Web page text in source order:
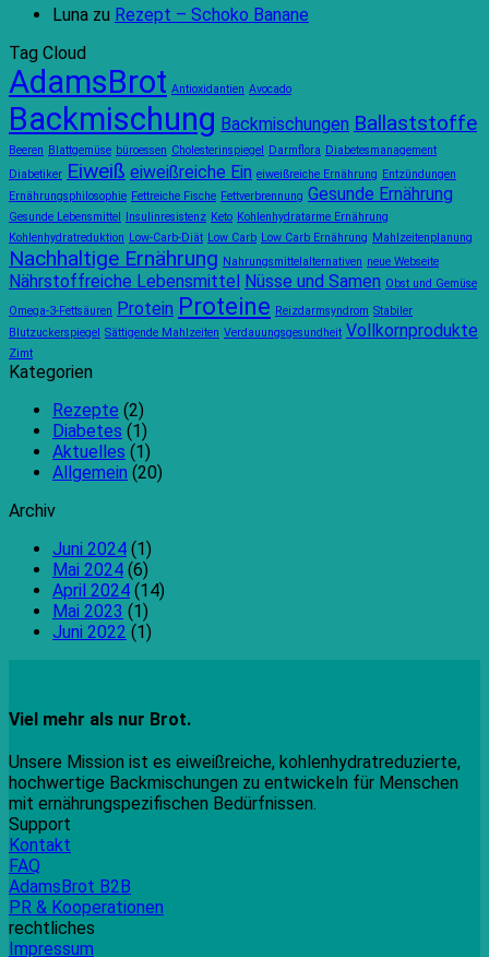
die
90-
Tage-
Regel
Entstehung
Eine
Vision
für
spezielle
Ernährungsbedürfnisse
Luna zu Rezept – Schoko Banane
Tag Cloud
AdamsBrot Antioxidantien Avocado
Backmischung Backmischungen Ballaststoffe
Beeren Blattgemüse büroessen Cholesterinspiegel Darmflora Diabetesmanagement
Diabetiker Eiweiß eiweißreiche Ein eiweißreiche Ernährung Entzündungen
Ernährungsphilosophie Fettreiche Fische Fettverbrennung Gesunde Ernährung
Gesunde Lebensmittel Insulinresistenz Keto Kohlenhydratarme Ernährung
Kohlenhydratreduktion Low-Carb-Diät Low Carb Low Carb Ernährung Mahlzeitenplanung
Nachhaltige Ernährung Nahrungsmittelalternativen neue Webseite
Nährstoffreiche Lebensmittel Nüsse und Samen Obst und Gemüse
Omega-3-Fettsäuren Protein Proteine Reizdarmsyndrom Stabiler
Blutzuckerspiegel Sättigende Mahlzeiten Verdauungsgesundheit Vollkornprodukte
Zimt
Kategorien
Rezepte (2)
Diabetes (1)
Aktuelles (1)
Allgemein (20)
Archiv
Juni 2024 (1)
Mai 2024 (6)
April 2024 (14)
Mai 2023 (1)
Juni 2022 (1)
Viel mehr als nur Brot.
Unsere Mission ist es eiweißreiche, kohlenhydratreduzierte,
hochwertige Backmischungen zu entwickeln für Menschen
mit ernährungspezifischen Bedürfnissen.
Support
Kontakt
FAQ
AdamsBrot B2B
PR & Kooperationen
rechtliches
Impressum